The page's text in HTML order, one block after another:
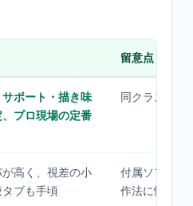
留意点
ポート・描き味
プロ現場の定番
同クラスでは
が高く、視差の小
タブも手頃
付属ソフトや
作法に慣れが